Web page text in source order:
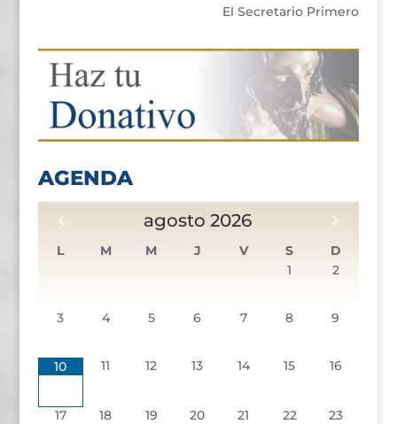
El Secretario Primero
AGENDA
agosto 2026
L M M J V S
D
1
2
3 4 5 6 7 8 9
10 11 12 13 14 15 16
17 18 19 20 21 22 23